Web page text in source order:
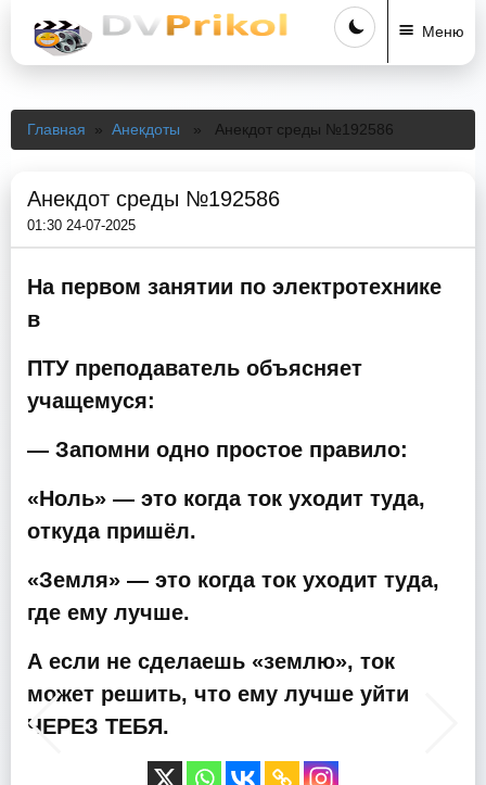
Меню
Главная » Анекдоты » Анекдот среды №192586
Анекдот среды №192586
01:30 24-07-2025
На первом занятии по электротехнике
в
ПТУ преподаватель объясняет
учащемуся:
— Запомни одно простое правило:
«Ноль» — это когда ток уходит туда,
откуда пришёл.
«Земля» — это когда ток уходит туда,
где ему лучше.
А если не сделаешь «землю», ток
может решить, что ему лучше уйти
ЧЕРЕЗ ТЕБЯ.